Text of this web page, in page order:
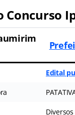
Concurso
Edital
Diversos